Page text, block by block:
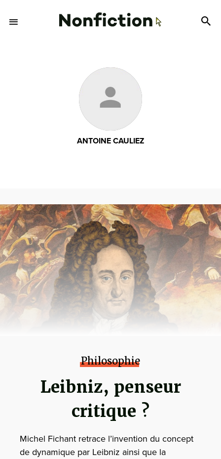
ANTOINE CAULIEZ
Philosophie
Leibniz, penseur
critique ?
Michel Fichant retrace l’invention du concept
de dynamique par Leibniz ainsi que la